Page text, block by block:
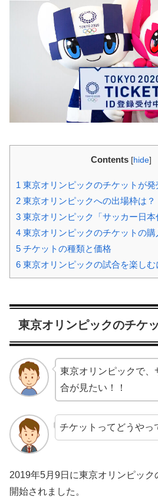
Contents [hide]
1 東京オリンピックのチケットが発
2 東京オリンピックへの出場枠は？
3 東京オリンピック「サッカー日
4 東京オリンピックのチケットの購
5 チケットの種類と価格
6 東京オリンピックの試合を楽しむ
東京オリンピックのチケ
東京オリンピックで
合が見たい！！
チケットってどうやっ
2019年5月9日に東京オリンピック
開始されました。